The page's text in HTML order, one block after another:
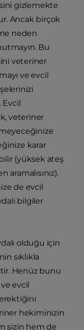
gizlemekte
Ancak birçok
neden
Bu
veteriner
ve evcil
Evcil
veteriner
karar
(yüksek ateş
de evcil
bilgiler
olduğu için
sıklıkla
Henüz bunu
evcil
hekiminizin
sizin hem de